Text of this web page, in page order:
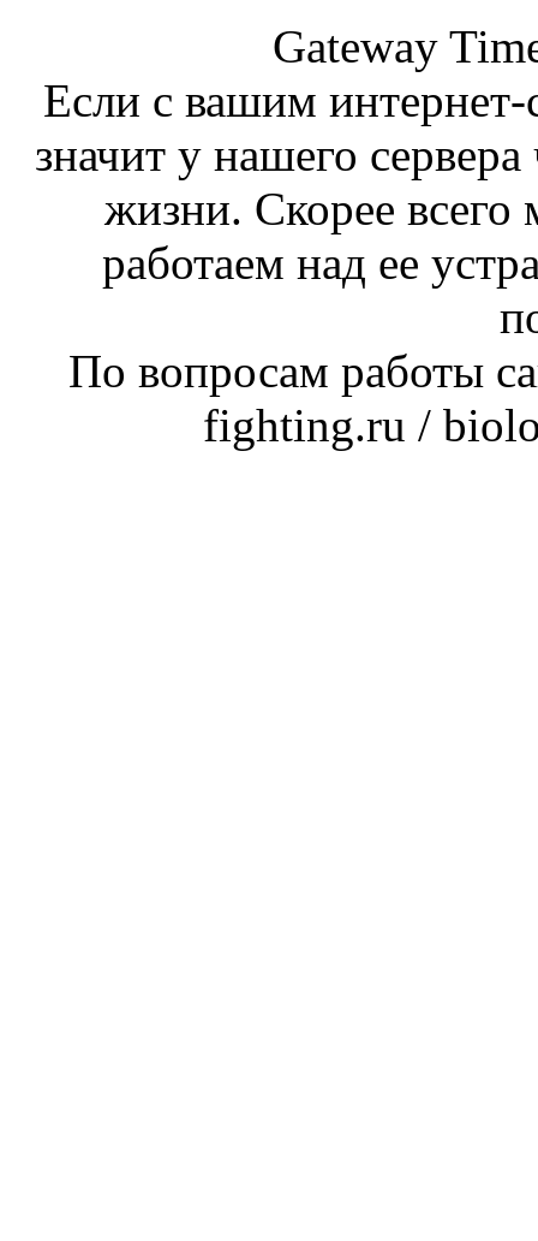
Gateway
Если с вашим интернет-
значит у нашего
жизни. Скорее
работаем над ее
По вопросам работы
fighting.ru /